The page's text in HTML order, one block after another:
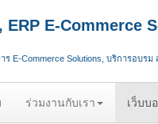
ERP E-Commerce
E-Commerce Solutions, บริการอบรม
ร่วมงานกับเรา เว็บบ